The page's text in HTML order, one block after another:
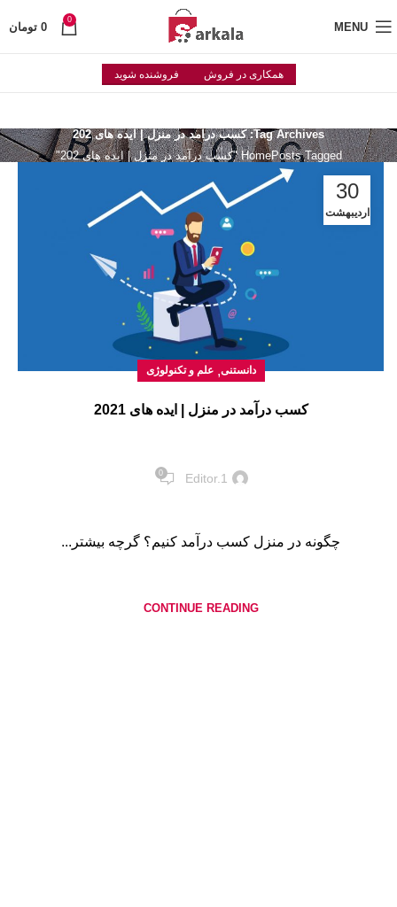
MENU
0
0 تومان
همکاری در فروش فروشنده شوید
Tag Archives: کسب درآمد در منزل | ایده های 202
HomePosts Tagged "کسب درآمد در منزل | ایده های 202"
30
اردیبهشت
دانستنی,علم و تکنولوژی
کسب درآمد در منزل | ایده های 2021
Editor.1
0
چگونه در منزل کسب درآمد کنیم؟ گرچه بیشتر...
CONTINUE READING